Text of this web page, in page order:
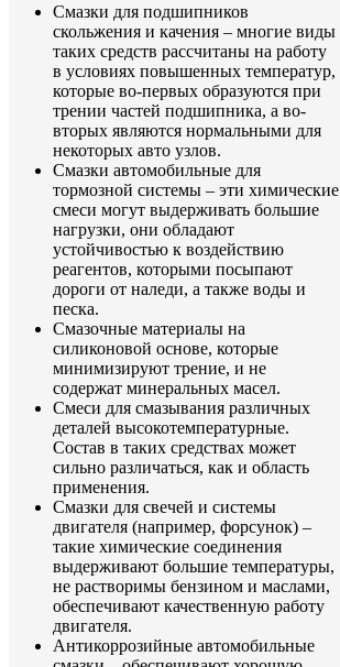
Смазки для подшипников
скольжения и качения – многие виды
таких средств рассчитаны на работу
в условиях повышенных температур,
которые во-первых образуются при
трении частей подшипника, а во-
вторых являются нормальными для
некоторых авто узлов.
Смазки автомобильные для
тормозной системы – эти химические
смеси могут выдерживать большие
нагрузки, они обладают
устойчивостью к воздействию
реагентов, которыми посыпают
дороги от наледи, а также воды и
песка.
Смазочные материалы на
силиконовой основе, которые
минимизируют трение, и не
содержат минеральных масел.
Смеси для смазывания различных
деталей высокотемпературные.
Состав в таких средствах может
сильно различаться, как и область
применения.
Смазки для свечей и системы
двигателя (например, форсунок) –
такие химические соединения
выдерживают большие температуры,
не растворимы бензином и маслами,
обеспечивают качественную работу
двигателя.
Антикоррозийные автомобильные